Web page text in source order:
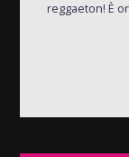
reggaeton! È